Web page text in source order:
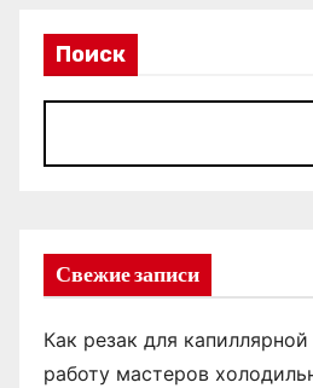
Поиск
Свежие записи
Как резак для
работу мастеров